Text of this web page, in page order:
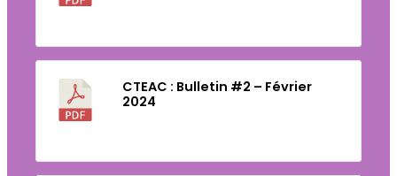
CTEAC : Bulletin #2 – Février
2024